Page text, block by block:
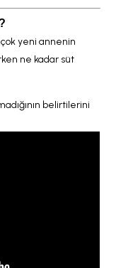
yeni annenin
ne kadar süt
belirtilerini